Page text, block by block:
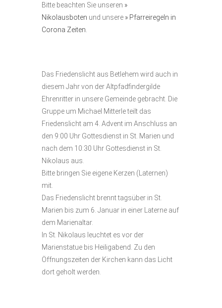
Bitte beachten Sie unseren »
Nikolausboten und unsere » Pfarreiregeln in
Corona Zeiten.
Das Friedenslicht aus Betlehem wird auch in
diesem Jahr von der Altpfadfindergilde
Ehrenritter in unsere Gemeinde gebracht. Die
Gruppe um Michael Mitterle teilt das
Friedenslicht am 4. Advent im Anschluss an
den 9:00 Uhr Gottesdienst in St. Marien und
nach dem 10:30 Uhr Gottesdienst in St.
Nikolaus aus.
Bitte bringen Sie eigene Kerzen (Laternen)
mit.
Das Friedenslicht brennt tagsüber in St.
Marien bis zum 6. Januar in einer Laterne auf
dem Marienaltar.
In St. Nikolaus leuchtet es vor der
Marienstatue bis Heiligabend. Zu den
Öffnungszeiten der Kirchen kann das Licht
dort geholt werden.